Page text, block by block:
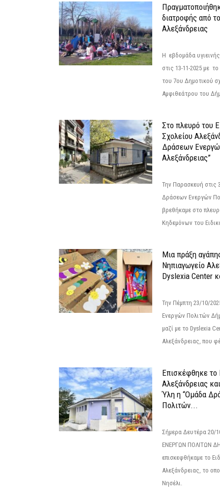
διατροφής από
Αλεξάνδρειας
Η εβδομάδα
στις 13-11-2025 με
του 7ου Δημοτικού
Αμφιθεάτρου του
Στο πλευρό του
Σχολείου
Δράσεων
Αλεξάνδρειας”
Την Παρασκευή
Δράσεων Ενεργών
βρεθήκαμε στο
Κηδεμόνων του
Μια πράξη
Νηπιαγωγείο
Dyslexia Center
Την Πέμπτη 23/10/
Ενεργών Πολιτών
μαζί με το Dyslexia
Αλεξάνδρειας, που
Επισκέφθηκε το
Αλεξάνδρειας
Ύλη η “Ομάδα
Πολιτών...
Σήμερα Δευτέρα
ΕΝΕΡΓΩΝ ΠΟΛΙΤΩΝ
επισκεφθήκαμε το
Αλεξάνδρειας, το
Νησέλι.